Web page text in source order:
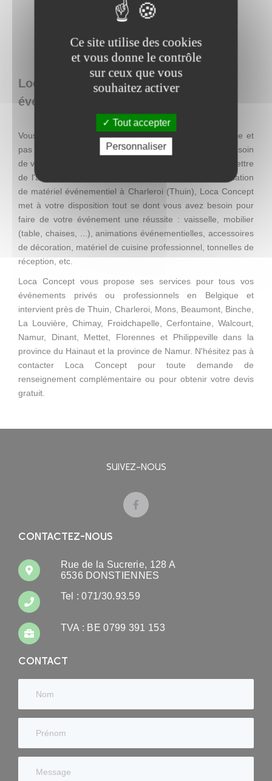
Loca Concept : location de matériel
événementiel en Belgique
Vous recherchez une décoration facile à mettre en place et
pas chère, mais qui se distingue par son originalité ? Besoin
de visibilité pour une action promotionnelle ? Envie de mettre
de l'ambiance lors d'un événement ? Entreprise de location
de matériel événementiel à Charleroi (Thuin), Loca Concept
met à votre disposition tout se dont vous avez besoin pour
faire de votre événement une réussite : vaisselle, mobilier
(table, chaises, ...), animations événementielles, accessoires
de décoration, matériel de cuisine professionnel, tonnelles de
réception, etc.
Loca Concept vous propose ses services pour tous vos
événements privés ou professionnels en Belgique et
intervient près de Thuin, Charleroi, Mons, Beaumont, Binche,
La Louvière, Chimay, Froidchapelle, Cerfontaine, Walcourt,
Namur, Dinant, Mettet, Florennes et Philippeville dans la
province du Hainaut et la province de Namur. N'hésitez pas à
contacter Loca Concept pour toute demande de
renseignement complémentaire ou pour obtenir votre devis
gratuit.
SUIVEZ-NOUS
CONTACTEZ-NOUS
Rue de la Sucrerie, 128 A
6536 DONSTIENNES
Tel : 071/30.93.59
TVA : BE 0799 391 153
CONTACT
Ce site utilise des cookies
et vous donne le contrôle
sur ceux que vous
souhaitez activer
Tout accepter
Personnaliser